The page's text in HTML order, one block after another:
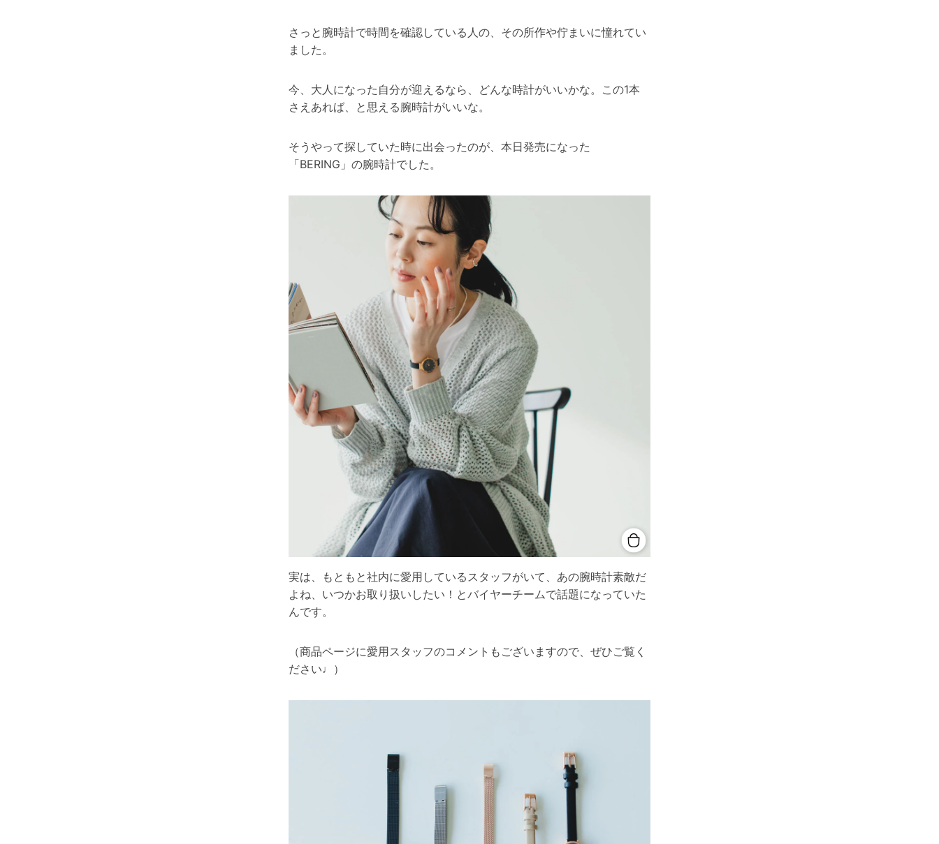
さっと腕時計で時間を確認している人の、その所作や佇まいに憧れてい
ました。
今、大人になった自分が迎えるなら、どんな時計がいいかな。この1本
さえあれば、と思える腕時計がいいな。
そうやって探していた時に出会ったのが、本日発売になった
「BERING」の腕時計でした。
実は、もともと社内に愛用しているスタッフがいて、あの腕時計素敵だ
よね、いつかお取り扱いしたい！とバイヤーチームで話題になっていた
んです。
（商品ページに愛用スタッフのコメントもございますので、ぜひご覧く
ださい♩）